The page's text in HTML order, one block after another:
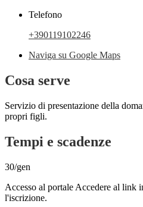
Telefono
+390119102246
Naviga su Google Maps
Cosa serve
Servizio di presentazione della
propri figli.
Tempi e scadenze
30/gen
Accesso al portale Accedere al link
l'iscrizione.